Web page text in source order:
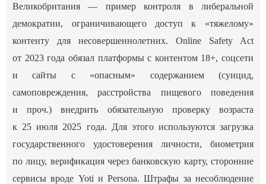
Великобритания — пример контроля в либеральной
демократии, ограничивающего доступ к «тяжелому»
контенту для несовершеннолетних. Online Safety Act
от 2023 года обязал платформы с контентом 18+, соцсети
и сайты с «опасным» содержанием (суицид,
самоповреждения, расстройства пищевого поведения
и проч.) внедрить обязательную проверку возраста
к 25 июля 2025 года. Для этого используются загрузка
государственного удостоверения личности, биометрия
по лицу, верификация через банковскую карту, сторонние
сервисы вроде Yoti и Persona. Штрафы за несоблюдение